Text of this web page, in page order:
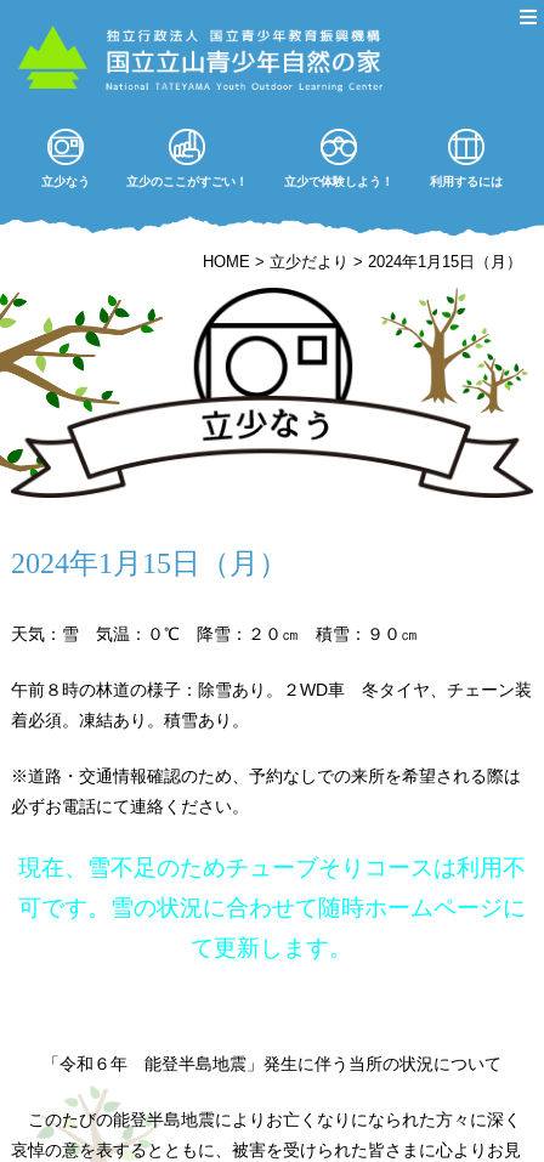
立少なう 立少のここがすごい！ 立少で体験しよう！ 利用するには
HOME > 立少だより >2024年1月15日（月）
2024年1月15日（月）
天気：雪 気温：０℃ 降雪：２０㎝ 積雪：９０㎝
午前８時の林道の様子：除雪あり。２WD車 冬タイヤ、チェーン装
着必須。凍結あり。積雪あり。
※道路・交通情報確認のため、予約なしでの来所を希望される際は
必ずお電話にて連絡ください。
現在、雪不足のためチューブそりコースは利用不
可です。雪の状況に合わせて随時ホームページに
て更新します。
「令和６年 能登半島地震」発生に伴う当所の状況について
このたびの能登半島地震によりお亡くなりになられた方々に深く
哀悼の意を表するとともに、被害を受けられた皆さまに心よりお見